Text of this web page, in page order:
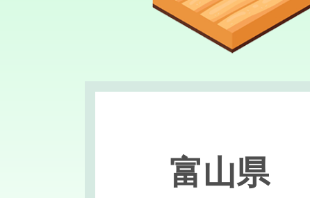
富山県